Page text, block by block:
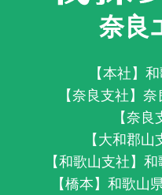
奈良
【本社】
【奈良支社】
【奈
【大和郡
【和歌山支社】
【橋本】和歌山